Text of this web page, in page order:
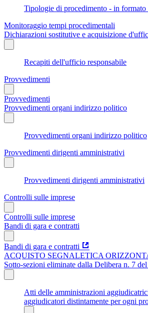
Tipologie di procedimento - in formato
Monitoraggio tempi procedimentali
Dichiarazioni sostitutive e acquisizione
Recapiti dell'ufficio responsabile
Provvedimenti
Provvedimenti
Provvedimenti organi indirizzo politico
Provvedimenti organi indirizzo politico
Provvedimenti dirigenti amministrativi
Provvedimenti dirigenti amministrativi
Controlli sulle imprese
Controlli sulle imprese
Bandi di gara e contratti
Bandi di gara e contratti
ACQUISTO SEGNALETICA
Sotto-sezioni eliminate dalla Delibera n. 7
Atti delle amministrazioni
aggiudicatori distintamente per ogni